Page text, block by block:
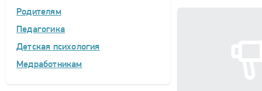
Родителям
Педагогика
Детская психология
Медработникам